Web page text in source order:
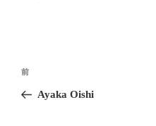
投
ナ
前
の
前
Ayaka Oishi